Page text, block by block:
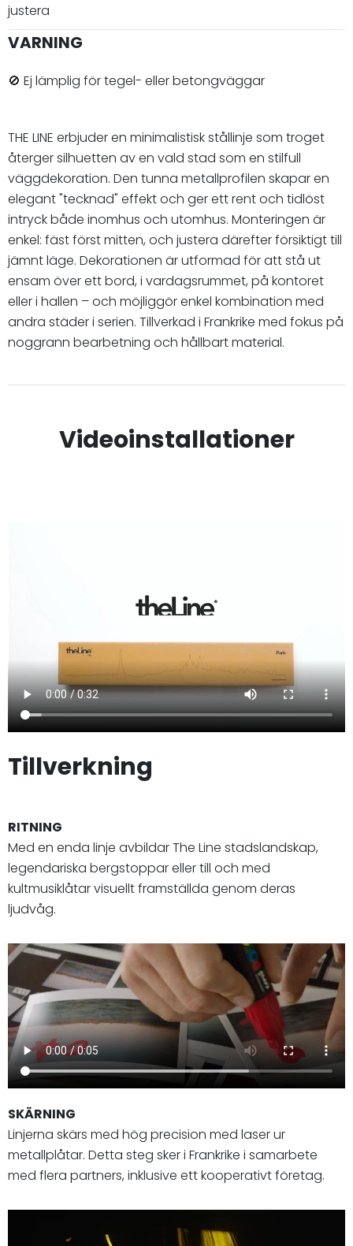
justera
VARNING
🚫 Ej lämplig för tegel- eller betongväggar
THE LINE erbjuder en minimalistisk stållinje som troget
återger silhuetten av en vald stad som en stilfull
väggdekoration. Den tunna metallprofilen skapar en
elegant "tecknad" effekt och ger ett rent och tidlöst
intryck både inomhus och utomhus. Monteringen är
enkel: fäst först mitten, och justera därefter försiktigt till
jämnt läge. Dekorationen är utformad för att stå ut
ensam över ett bord, i vardagsrummet, på kontoret
eller i hallen – och möjliggör enkel kombination med
andra städer i serien. Tillverkad i Frankrike med fokus på
noggrann bearbetning och hållbart material.
Videoinstallationer
Tillverkning
RITNING
Med en enda linje avbildar The Line stadslandskap,
legendariska bergstoppar eller till och med
kultmusiklåtar visuellt framställda genom deras
ljudvåg.
SKÄRNING
Linjerna skärs med hög precision med laser ur
metallplåtar. Detta steg sker i Frankrike i samarbete
med flera partners, inklusive ett kooperativt företag.